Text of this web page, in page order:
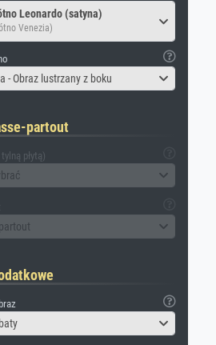
Leonardo (satyna)
Venezia)
- Obraz lustrzany z boku
partout
płytą)